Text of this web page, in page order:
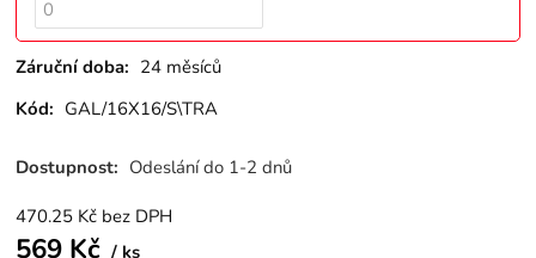
Záruční doba: 24 měsíců
Kód: GAL/16X16/S\TRA
Dostupnost: Odeslání do 1-2 dnů
470.25 Kč bez DPH
569 Kč
ks